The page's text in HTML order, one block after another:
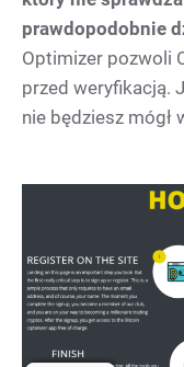
prawdopodobnie
Optimizer pozwoli
przed weryfikacją.
nie będziesz mógł